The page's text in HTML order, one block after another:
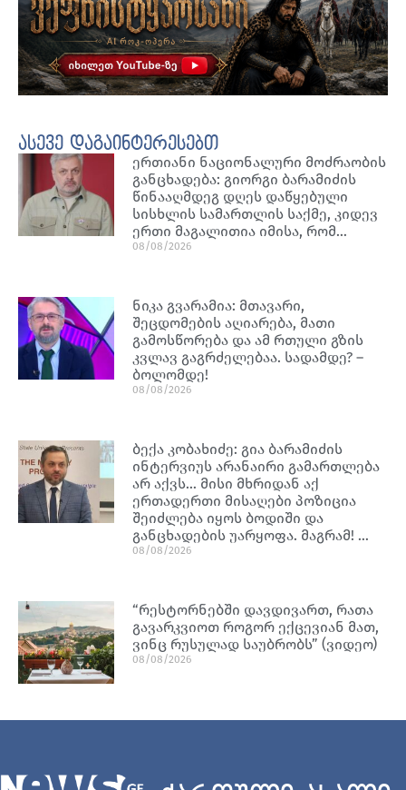
ასევე დაგაინტერესებთ
ერთიანი ნაციონალური მოძრაობის
განცხადება: გიორგი ბარამიძის
წინააღმდეგ დღეს დაწყებული
სისხლის სამართლის საქმე, კიდევ
ერთი მაგალითია იმისა, რომ…
08/08/2026
ნიკა გვარამია: მთავარი,
შეცდომების აღიარება, მათი
გამოსწორება და ამ რთული გზის
კვლავ გაგრძელებაა. სადამდე? –
ბოლომდე!
08/08/2026
ბექა კობახიძე: გია ბარამიძის
ინტერვიუს არანაირი გამართლება
არ აქვს… მისი მხრიდან აქ
ერთადერთი მისაღები პოზიცია
შეიძლება იყოს ბოდიში და
განცხადების უარყოფა. მაგრამ! …
08/08/2026
“რესტორნებში დავდივართ, რათა
გავარკვიოთ როგორ ექცევიან მათ,
ვინც რუსულად საუბრობს” (ვიდეო)
08/08/2026